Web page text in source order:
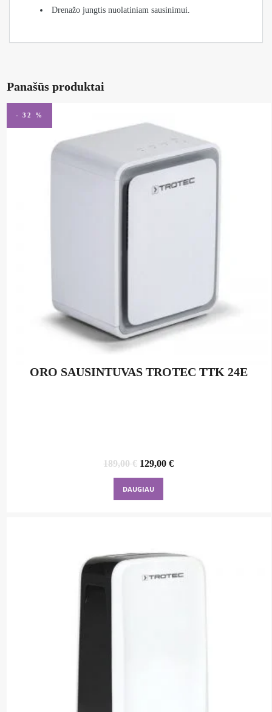
Drenažo jungtis nuolatiniam sausinimui.
Panašūs produktai
- 32 %
ORO SAUSINTUVAS TROTEC TTK 24E
189,00€ Original
189,00 €.
129,00€Current
DAUGIAU